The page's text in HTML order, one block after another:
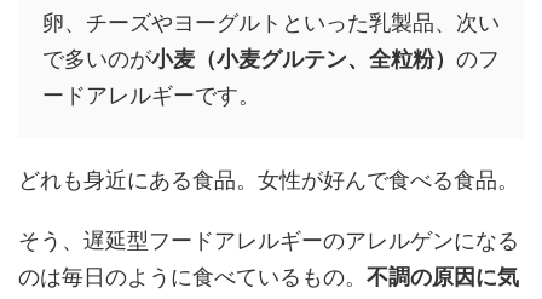
卵、チーズやヨーグルトといった乳製品、次い
で多いのが小麦（小麦グルテン、全粒粉） のフ
ードアレルギーです。
どれも身近にある食品。女性が好んで食べる食品。
そう、遅延型フードアレルギーのアレルゲンになる
のは毎日のように食べているもの。 不調の原因に気